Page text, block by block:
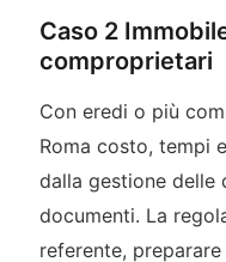
Caso 2
comproprietari
Con eredi o più
Roma costo, tempi
dalla gestione delle
documenti. La
referente,